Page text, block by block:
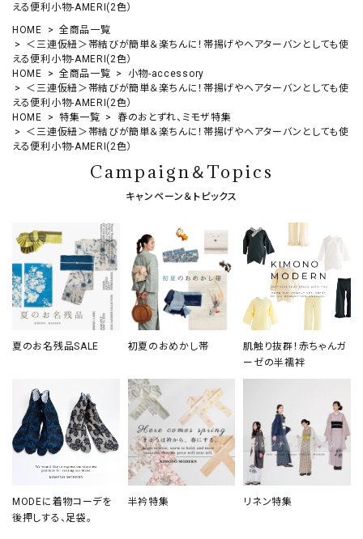
える便利小物-AMERI(2色）
HOME
全商品一覧
＜三連仮紐＞帯結びが簡単＆楽ちんに！帯揚げやヘアターバンとしても使
える便利小物-AMERI(2色）
HOME
全商品一覧
小物-accessory
＜三連仮紐＞帯結びが簡単＆楽ちんに！帯揚げやヘアターバンとしても使
える便利小物-AMERI(2色）
HOME
特集一覧
春のおとずれ、ミモザ特集
＜三連仮紐＞帯結びが簡単＆楽ちんに！帯揚げやヘアターバンとしても使
える便利小物-AMERI(2色）
Campaign＆Topics
キャンペーン＆トピックス
夏のお名残品SALE 初夏のおめかし帯
肌触り抜群！赤ちゃんガ
ーゼの半襦袢
MODEに着物コーデを
後押しする、足袋。
半衿特集 リネン特集